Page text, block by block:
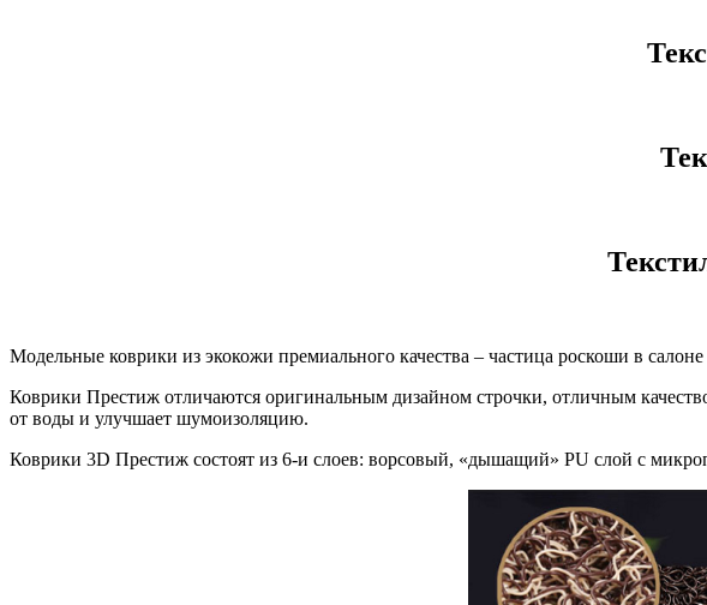
Модельные коврики из экокожи премиального качества – частица роскоши в
Коврики Престиж отличаются оригинальным дизайном строчки, отличным
от воды и улучшает шумоизоляцию.
Коврики 3D Престиж состоят из 6-и слоев: ворсовый, «дышащий» PU слой с